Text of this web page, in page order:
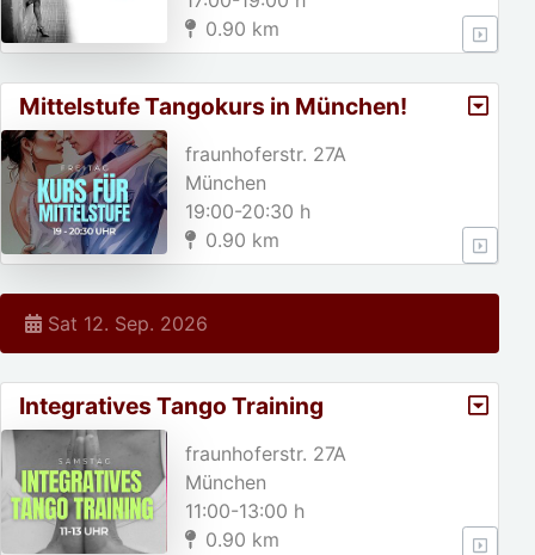
0.90 km
Mittelstufe Tangokurs in München!
fraunhoferstr. 27A
München
19:00-20:30 h
0.90 km
Sat 12. Sep. 2026
Integratives Tango Training
fraunhoferstr. 27A
München
11:00-13:00 h
0.90 km